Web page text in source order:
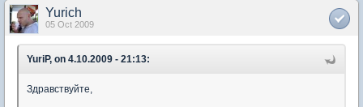
Yurich
05 Oct 2009
YuriP, on 4.10.2009 - 21:13:
Здравствуйте,